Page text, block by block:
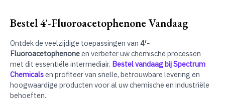
Bestel 4′-Fluoroacetophenone Vandaag
Ontdek de veelzijdige toepassingen van 4′-
Fluoroacetophenoneen verbeter uw chemische processen
met dit essentiële intermediair. Bestel vandaag bij Spectrum
Chemicalsen profiteer van snelle, betrouwbare levering en
hoogwaardige producten voor al uw chemische en industriële
behoeften.